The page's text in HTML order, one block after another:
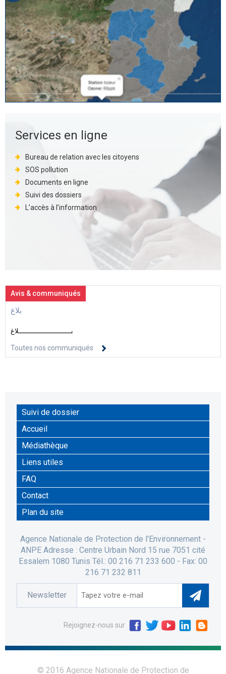
Services en ligne
Bureau de relation avec les citoyens
SOS pollution
Documents en ligne
Suivi des dossiers
L’accès à l’information
Avis & communiqués
بلاغ
بــــــــــــــــــــــــــلاغ
Toutes nos communiqués
Suivi de dossier
Accueil
Médiathèque
Liens utiles
FAQ
Contact
Plan du site
Agence Nationale de Protection de l'Environnement -
ANPE Adresse : Centre Urbain Nord 15 rue 7051 cité
Essalem 1080 Tunis Tél.: 00 216 71 233 600 - Fax: 00
216 71 232 811
Newsletter
Rejoignez-nous sur
© 2016 Agence Nationale de Protection de